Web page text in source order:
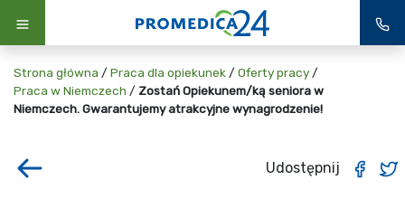
Strona główna / Praca dla opiekunek / Oferty pracy /
Praca w Niemczech / Zostań Opiekunem/ką seniora w
Niemczech. Gwarantujemy atrakcyjne wynagrodzenie!
Udostępnij